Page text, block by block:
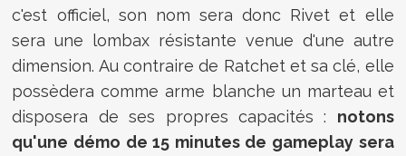
c'est officiel, son nom sera donc Rivet et elle
sera une lombax résistante venue d'une autre
dimension. Au contraire de Ratchet et sa clé, elle
possèdera comme arme blanche un marteau et
disposera de ses propres capacités : notons
qu'une démo de 15 minutes de gameplay sera